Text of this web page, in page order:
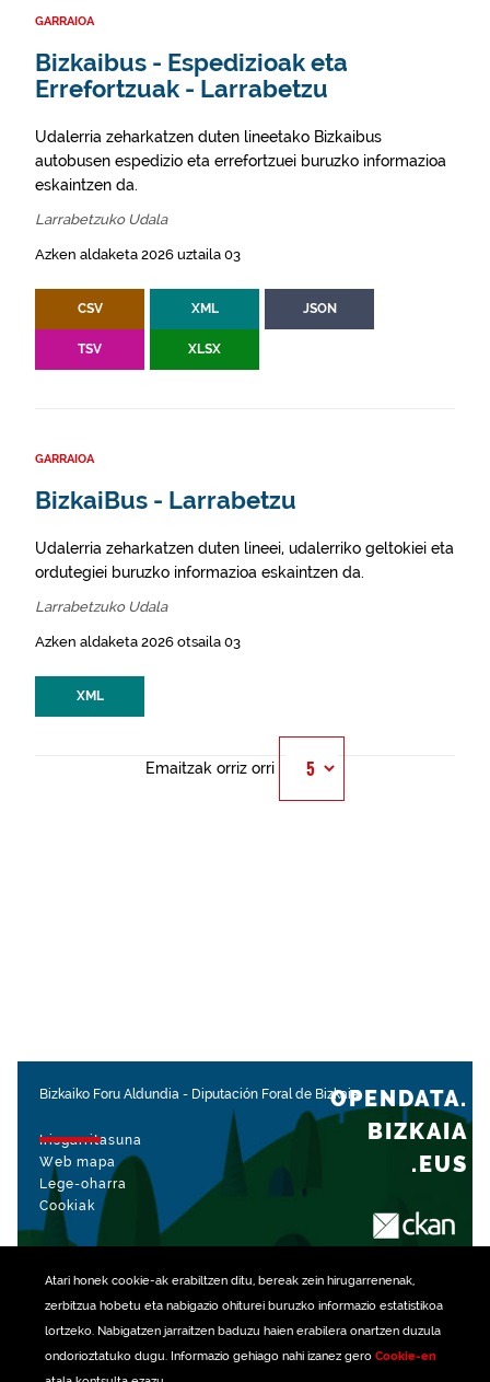
Atari honek cookie-ak erabiltzen ditu, bereak zein hirugarrenenak,
zerbitzua hobetu eta nabigazio ohiturei buruzko informazio estatistikoa
lortzeko. Nabigatzen jarraitzen baduzu haien erabilera onartzen duzula
ondorioztatuko dugu. Informazio gehiago nahi izanez gero Cookie-en
GARRAIOA
Bizkaibus - Espedizioak eta
Errefortzuak - Larrabetzu
Udalerria zeharkatzen duten lineetako Bizkaibus
autobusen espedizio eta errefortzuei buruzko informazioa
eskaintzen da.
Larrabetzuko Udala
Azken aldaketa 2026 uztaila 03
CSV XML JSON
TSV XLSX
GARRAIOA
BizkaiBus - Larrabetzu
Udalerria zeharkatzen duten lineei, udalerriko geltokiei eta
ordutegiei buruzko informazioa eskaintzen da.
Larrabetzuko Udala
Azken aldaketa 2026 otsaila 03
XML
Emaitzak orriz orri
Bizkaiko Foru Aldundia - Diputación Foral de Bizkaia
Irisgarritasuna
Web mapa
Lege-oharra
Cookiak
OPENDATA.
BIZKAIA
.EUS